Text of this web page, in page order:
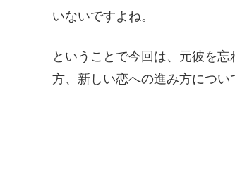
いないですよね。
ということで今回は、元彼を
方、新しい恋への進み方につい